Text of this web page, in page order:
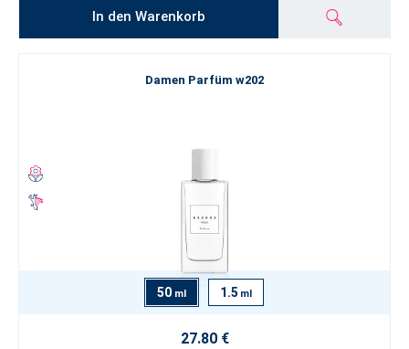
In den Warenkorb
Damen Parfüm w202
50 ml 1.5 ml
27.80 €